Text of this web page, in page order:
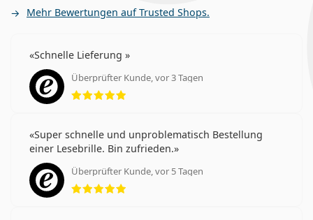
Mehr Bewertungen auf Trusted Shops.
Schnelle Lieferung
Überprüfter Kunde, vor 3 Tagen
Bewertung 5 aus 5
Super schnelle und unproblematisch Bestellung
einer Lesebrille. Bin zufrieden.
Überprüfter Kunde, vor 5 Tagen
Bewertung 5 aus 5